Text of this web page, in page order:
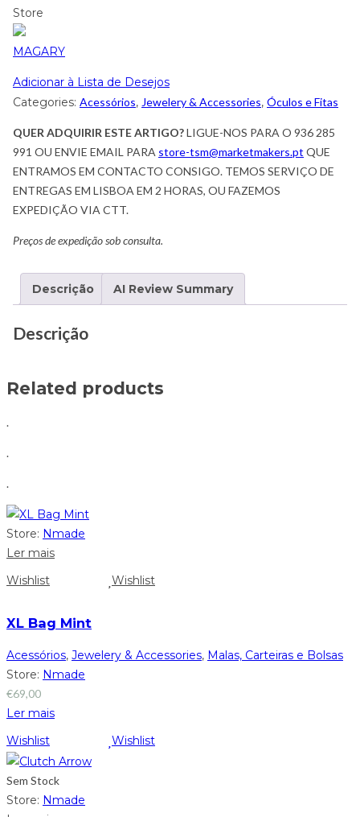
Store
MAGARY
Adicionar à Lista de Desejos
Categories: Acessórios, Jewelery & Accessories, Óculos e Fitas
QUER ADQUIRIR ESTE ARTIGO?LIGUE-NOS PARA O 936 285
991 OU ENVIE EMAIL PARA store-tsm@marketmakers.pt QUE
ENTRAMOS EM CONTACTO CONSIGO. TEMOS SERVIÇO DE
ENTREGAS EM LISBOA EM 2 HORAS, OU FAZEMOS
EXPEDIÇÃO VIA CTT.
Preços de expedição sob consulta.
Descrição AI Review Summary
Descrição
Related products
.
.
.
Store: Nmade
Ler mais
Wishlist
Wishlist
XL Bag Mint
Acessórios, Jewelery & Accessories, Malas, Carteiras e Bolsas
Store: Nmade
€69,00
Ler mais
Wishlist
Wishlist
Sem Stock
Store: Nmade